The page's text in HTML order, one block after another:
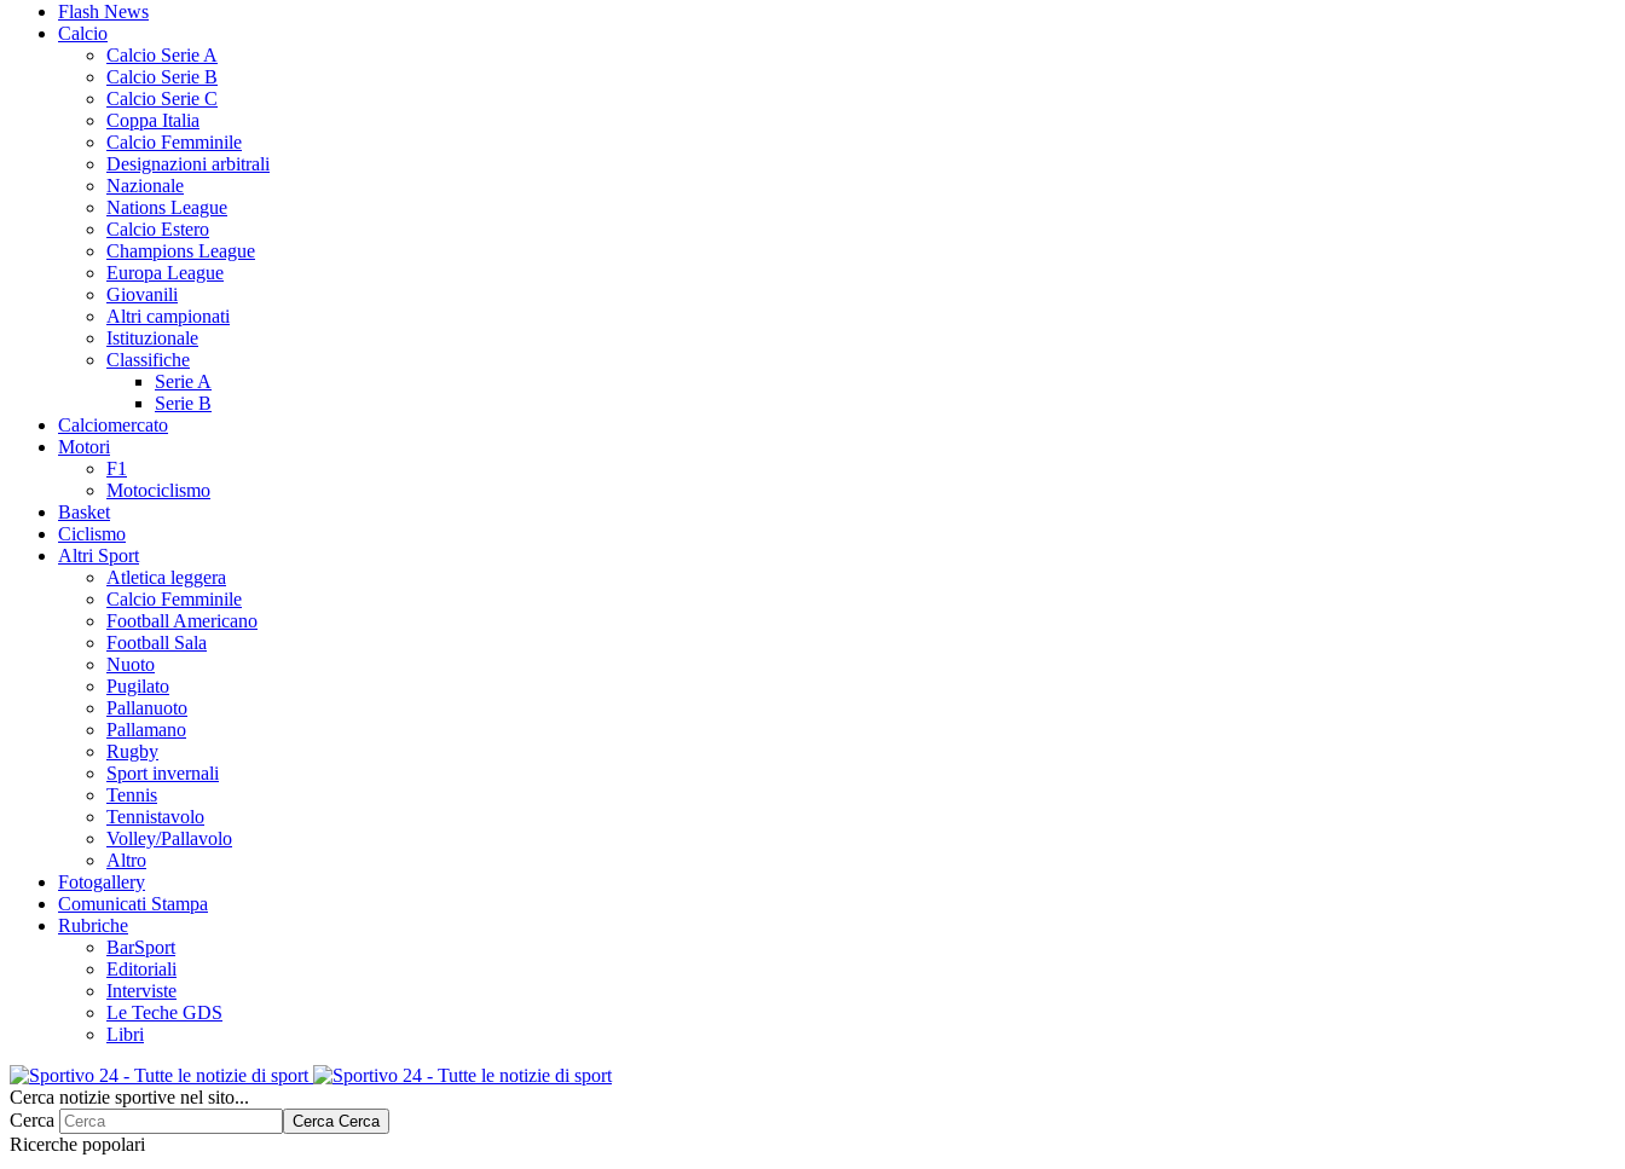
Flash News
Calcio
Calcio Serie A
Calcio Serie B
Calcio Serie C
Coppa Italia
Calcio Femminile
Designazioni arbitrali
Nazionale
Nations League
Calcio Estero
Champions League
Europa League
Giovanili
Altri campionati
Istituzionale
Classifiche
Serie A
Serie B
Calciomercato
Motori
F1
Motociclismo
Basket
Ciclismo
Altri Sport
Atletica leggera
Calcio Femminile
Football Americano
Football Sala
Nuoto
Pugilato
Pallanuoto
Pallamano
Rugby
Sport invernali
Tennis
Tennistavolo
Volley/Pallavolo
Altro
Fotogallery
Comunicati Stampa
Rubriche
BarSport
Editoriali
Interviste
Le Teche GDS
Libri
Cerca notizie sportive nel sito...
Cerca
Cerca Cerca
Ricerche popolari